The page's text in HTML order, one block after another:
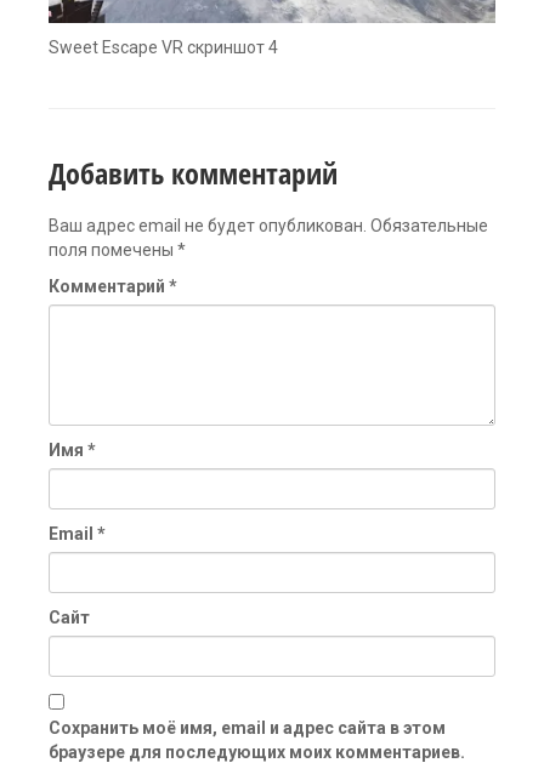
Sweet Escape VR скриншот 4
Добавить комментарий
Ваш адрес email не будет опубликован. Обязательные
поля помечены *
Комментарий *
Имя *
Email *
Сайт
Сохранить моё имя, email и адрес сайта в этом
браузере для последующих моих комментариев.